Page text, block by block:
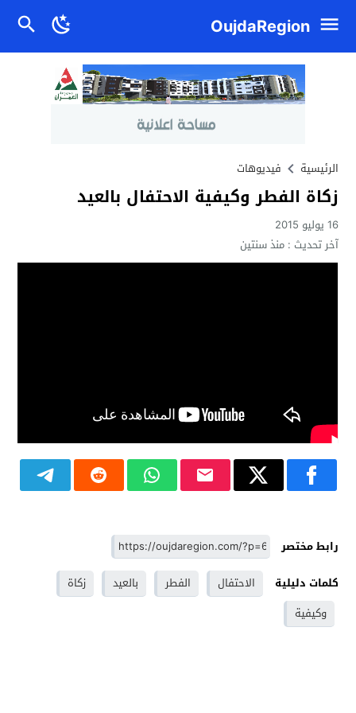
OujdaRegion
الرئيسية فيديوهات
زكاة الفطر وكيفية الاحتفال بالعيد
16 يوليو 2015
آخر تحديث :منذ سنتين
رابط مختصر
كلمات دليلية
الاحتفال الفطر بالعيد
زكاة
وكيفية